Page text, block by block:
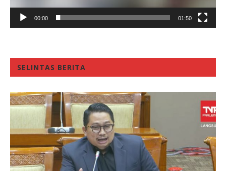
00:00 01:50
SELINTAS BERITA